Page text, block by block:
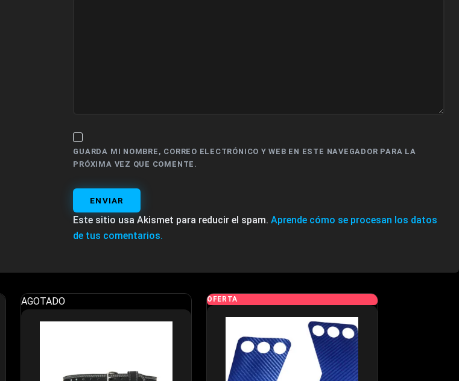
GUARDA MI NOMBRE, CORREO ELECTRÓNICO Y WEB EN ESTE NAVEGADOR PARA LA
PRÓXIMA VEZ QUE COMENTE.
ENVIAR
Este sitio usa Akismet para reducir el spam.Aprende cómo se procesan los datos
de tus comentarios.
AGOTADO OFERTA